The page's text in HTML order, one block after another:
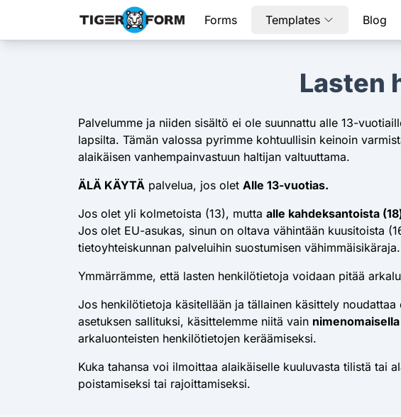
Forms Templates Blog
Lasten
Palvelumme ja niiden sisältö ei ole suunnattu alle 13-
lapsilta. Tämän valossa pyrimme kohtuullisin keinoin
alaikäisen vanhempainvastuun haltijan valtuuttama.
ÄLÄ KÄYTÄ palvelua, jos olet Alle 13-vuotias.
Jos olet yli kolmetoista (13), mutta alle kahdeksantoista
Jos olet EU-asukas, sinun on oltava vähintään kuusitoista
tietoyhteiskunnan palveluihin suostumisen vähimmäisikäraja.
Ymmärrämme, että lasten henkilötietoja voidaan pitää
Jos henkilötietoja käsitellään ja tällainen käsittely
asetuksen sallituksi, käsittelemme niitä vain
arkaluonteisten henkilötietojen keräämiseksi.
Kuka tahansa voi ilmoittaa alaikäiselle kuuluvasta tilistä tai
poistamiseksi tai rajoittamiseksi.